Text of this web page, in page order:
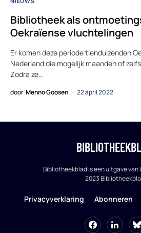
Bibliotheek als
Oekraïense vluchtelingen
Er komen deze periode tienduizenden
Nederland die mogelijk maanden of
Zodra ze…
door Menno Goosen 22 april 2022
Bibliotheekblad is een uitgave van
2023
Privacyverklaring Abonneren